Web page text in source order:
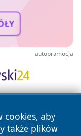
autopromocja
cookies, aby
także plików